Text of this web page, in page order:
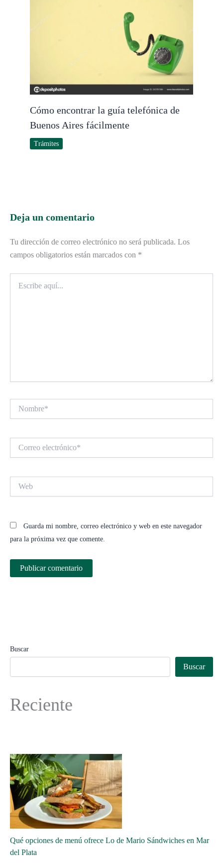
Cómo encontrar la guía telefónica de
Buenos Aires fácilmente
Trámites
Deja un comentario
Tu dirección de correo electrónico no será publicada. Los
campos obligatorios están marcados con *
aquí...
electrónico*
Guarda mi nombre, correo electrónico y web en este navegador
para la próxima vez que comente.
Buscar
Buscar
Reciente
Qué opciones de menú ofrece Lo de Mario Sándwiches en Mar
del Plata